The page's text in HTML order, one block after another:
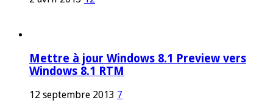
Mettre à jour Windows 8.1 Preview vers
Windows 8.1 RTM
12 septembre 2013 7